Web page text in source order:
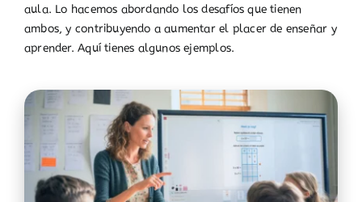
aula. Lo hacemos abordando los desafíos que tienen
ambos, y contribuyendo a aumentar el placer de enseñar y
aprender. Aquí tienes algunos ejemplos.